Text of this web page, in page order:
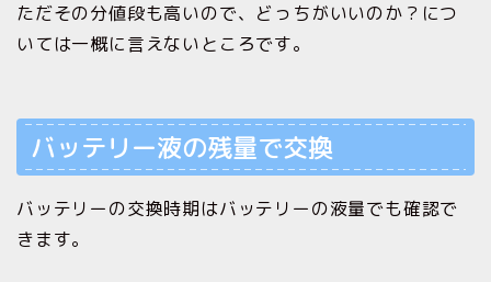
ただその分値段も高いので、どっちがいいのか？につ
いては一概に言えないところです。
バッテリー液の残量で交換
バッテリーの交換時期はバッテリーの液量でも確認で
きます。